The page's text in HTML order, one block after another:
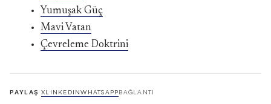
Yumuşak Güç
Mavi Vatan
Çevreleme Doktrini
PAYLAŞ XLINKEDINWHATSAPPBAĞLANTI